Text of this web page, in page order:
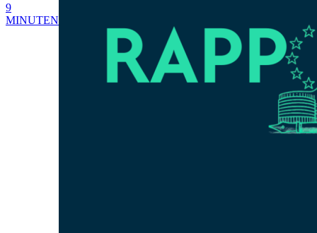
9
MINUTEN